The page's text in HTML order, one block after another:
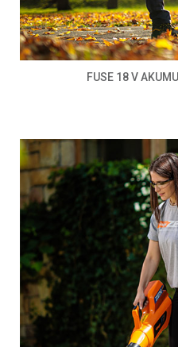
FUSE 18 V